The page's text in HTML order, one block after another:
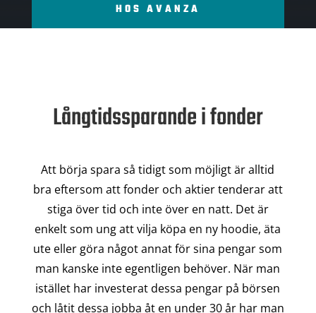
HOS AVANZA
Långtidssparande i fonder
Att börja spara så tidigt som möjligt är alltid
bra eftersom att fonder och aktier tenderar att
stiga över tid och inte över en natt. Det är
enkelt som ung att vilja köpa en ny hoodie, äta
ute eller göra något annat för sina pengar som
man kanske inte egentligen behöver. När man
istället har investerat dessa pengar på börsen
och låtit dessa jobba åt en under 30 år har man